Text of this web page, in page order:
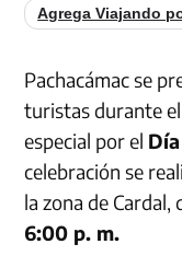
Agrega Viajando
Pachacámac se
turistas durante
especial por el
celebración se
la zona de Cardal,
6:00 p. m.